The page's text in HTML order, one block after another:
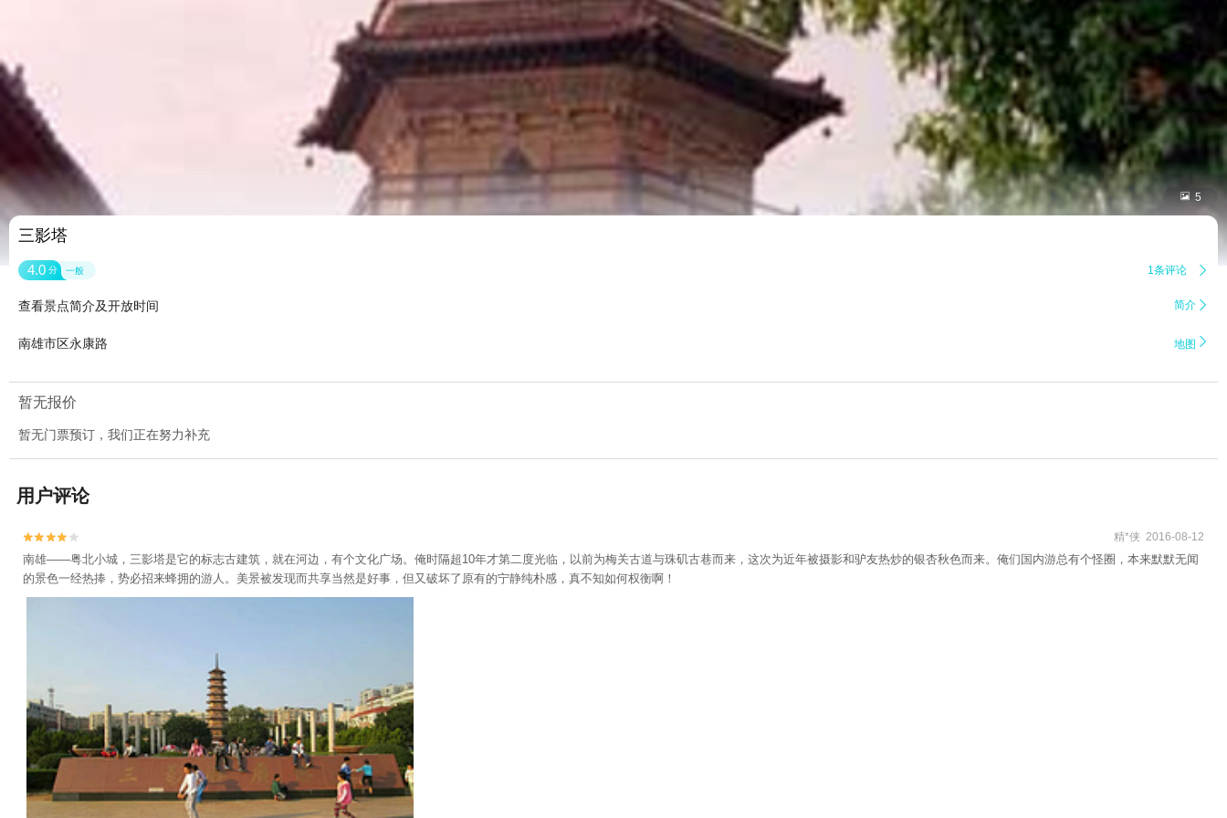
 5
三影塔
4.0 分 一般 1条评论 
查看景点简介及开放时间 简介 
南雄市区永康路 地图 
暂无报价
暂无门票预订，我们正在努力补充
用户评论

 精*侠 2016-08-12
南雄——粤北小城，三影塔是它的标志古建筑，就在河边，有个文化广场。俺时隔超10年才第二度光临，以前为梅关古道与珠矶古巷而来，这次为近年被摄影和驴友热炒的银杏秋色而来。俺们国内游总有个怪圈，本来默默无闻
的景色一经热捧，势必招来蜂拥的游人。美景被发现而共享当然是好事，但又破坏了原有的宁静纯朴感，真不知如何权衡啊！